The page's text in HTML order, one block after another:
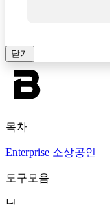
닫기
목차
Enterprise 소상공인
도구모음